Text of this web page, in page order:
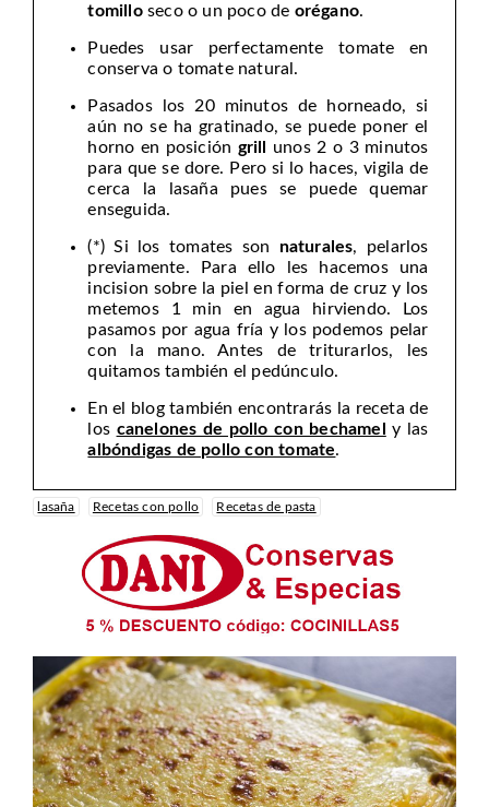
tomilloseco o un poco de orégano.
Puedes usar perfectamente tomate en
conserva o tomate natural.
Pasados los 20 minutos de horneado, si
aún no se ha gratinado, se puede poner el
horno en posición grill
unos 2 o 3 minutos
para que se dore. Pero si lo haces, vigila de
cerca la lasaña pues se puede quemar
enseguida.
(*) Si los tomates son naturales, pelarlos
previamente. Para ello les hacemos una
incision sobre la piel en forma de cruz y los
metemos 1 min en agua hirviendo. Los
pasamos por agua fría y los podemos pelar
con la mano. Antes de triturarlos, les
quitamos también el pedúnculo.
En el blog también encontrarás la receta de
los canelones de pollo con bechamel
y las
albóndigas de pollo con tomate.
lasaña Recetas con pollo Recetas de pasta